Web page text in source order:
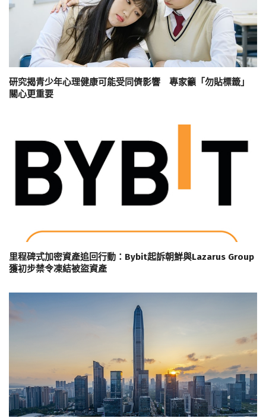
研究揭青少年心理健康可能受同儕影響 專家籲「勿貼標籤」
關心更重要
里程碑式加密資產追回行動：Bybit起訴朝鮮與Lazarus Group
獲初步禁令凍結被盜資產